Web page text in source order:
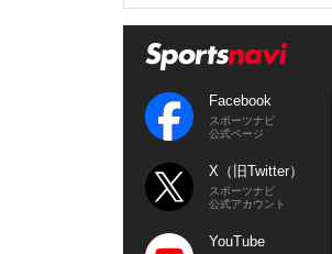
Facebook
スポーツナビ
公式ページ
X（旧Twitter）
スポーツナビ
公式アカウント
YouTube